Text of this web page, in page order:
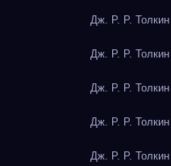
Дж. Р. Р.
Дж. Р. Р.
Дж. Р. Р.
Дж. Р. Р.
Дж. Р. Р.